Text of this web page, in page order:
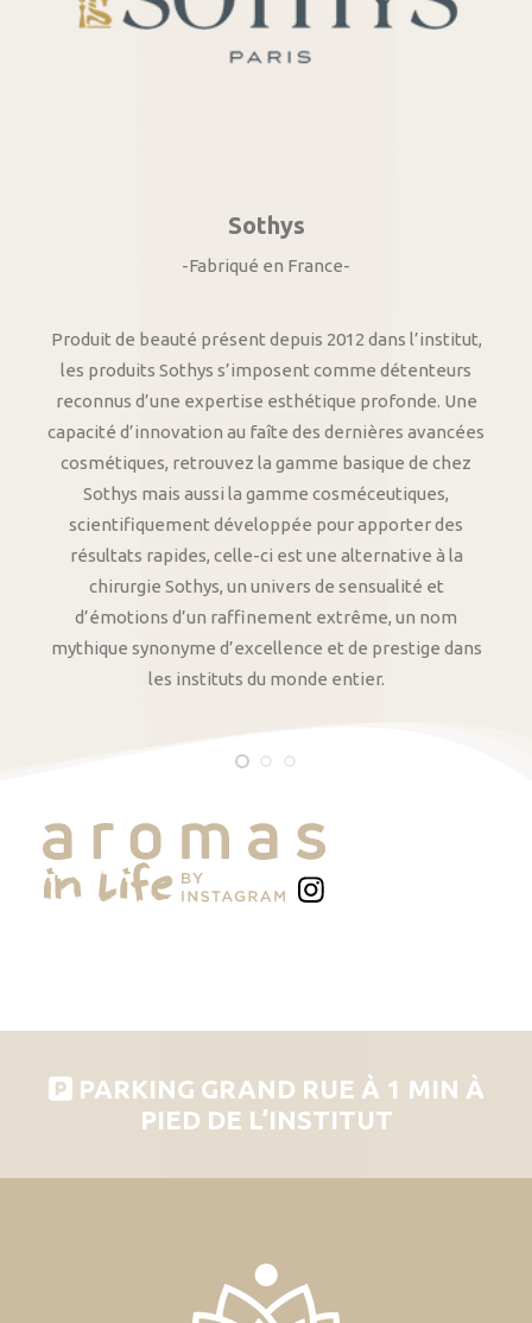
Sothys
-Fabriqué en France-
Produit de beauté présent depuis 2012 dans l’institut,
les produits Sothys s’imposent comme détenteurs
reconnus d’une expertise esthétique profonde. Une
capacité d’innovation au faîte des dernières avancées
cosmétiques, retrouvez la gamme basique de chez
Sothys mais aussi la gamme cosméceutiques,
scientifiquement développée pour apporter des
résultats rapides, celle-ci est une alternative à la
chirurgie Sothys, un univers de sensualité et
d’émotions d’un raffinement extrême, un nom
mythique synonyme d’excellence et de prestige dans
les instituts du monde entier.
PARKING GRAND RUE À 1 MIN À
PIED DE L’INSTITUT